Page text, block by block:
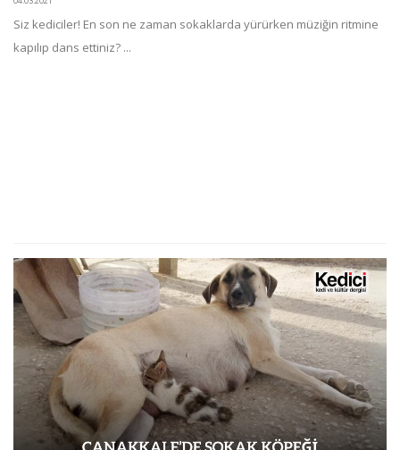
Siz kediciler! En son ne zaman sokaklarda yürürken müziğin ritmine
kapılıp dans ettiniz? ...